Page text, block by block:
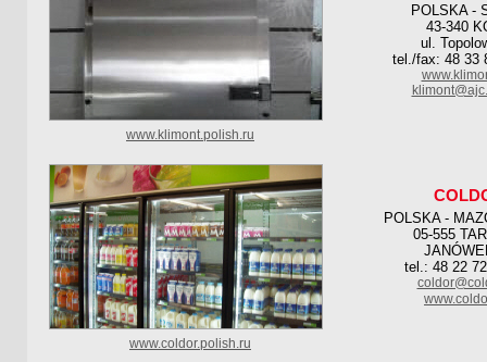
POLSKA -
43-340
ul.
tel./fax: 48 33
www.klimont.polish.ru
POLSKA -
05-555
tel.: 48 22
www.coldor.polish.ru